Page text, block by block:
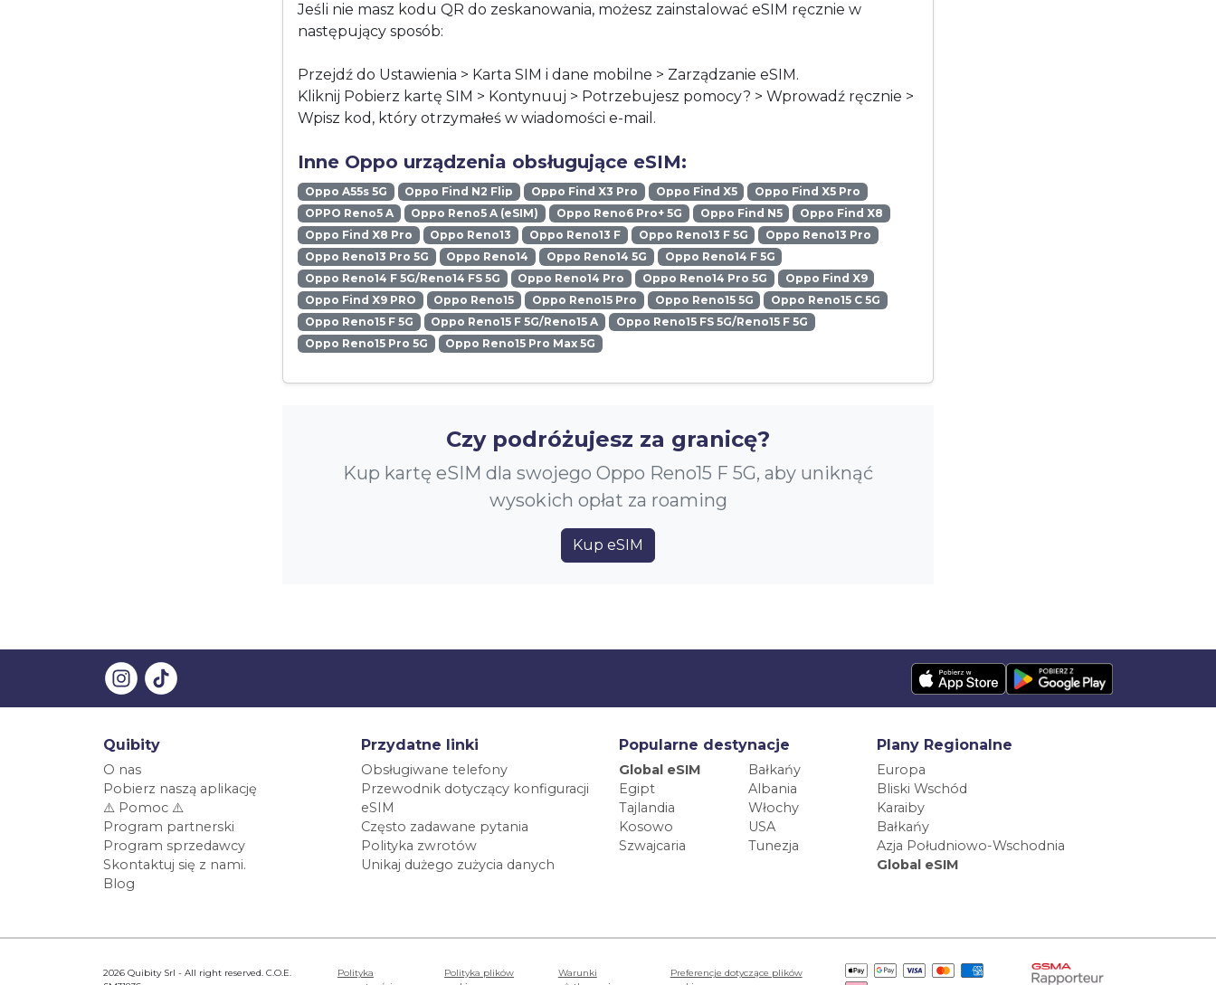
Jeśli nie masz kodu QR do zeskanowania, możesz zainstalować eSIM ręcznie w
następujący sposób:
Przejdź do Ustawienia > Karta SIM i dane mobilne > Zarządzanie eSIM.
Kliknij Pobierz kartę SIM > Kontynuuj > Potrzebujesz pomocy? > Wprowadź ręcznie >
Wpisz kod, który otrzymałeś w wiadomości e-mail.
Inne Oppo urządzenia obsługujące eSIM:
Oppo A55s 5G Oppo Find N2 Flip Oppo Find X3 Pro Oppo Find X5
Oppo Find X5 Pro
OPPO Reno5 A
Oppo Reno5 A (eSIM) Oppo Reno6 Pro+ 5G Oppo Find N5
Oppo Find X8
Oppo Find X8 Pro
Oppo Reno13 Oppo Reno13 F Oppo Reno13 F 5G
Oppo Reno13 Pro
Oppo Reno13 Pro 5G
Oppo Reno14 Oppo Reno14 5G
Oppo Reno14 F 5G
Oppo Reno14 F 5G/Reno14 FS 5G
Oppo Reno14 Pro Oppo Reno14 Pro 5G
Oppo Find X9
Oppo Find X9 PRO
Oppo Reno15 Oppo Reno15 Pro Oppo Reno15 5G
Oppo Reno15 C 5G
Oppo Reno15 F 5G
Oppo Reno15 F 5G/Reno15 A
Oppo Reno15 FS 5G/Reno15 F 5G
Oppo Reno15 Pro 5G
Oppo Reno15 Pro Max 5G
Czy podróżujesz za granicę?
Kup kartę eSIM dla swojego Oppo Reno15 F 5G, aby uniknąć
wysokich opłat za roaming
Kup eSIM
Quibity
O nas
Pobierz naszą aplikację
⚠️ Pomoc ⚠️
Program partnerski
Program sprzedawcy
Skontaktuj się z nami.
Blog
Przydatne linki
Obsługiwane telefony
Przewodnik dotyczący konfiguracji
eSIM
Często zadawane pytania
Polityka zwrotów
Unikaj dużego zużycia danych
Popularne destynacje
Global eSIM
Bałkańy
Egipt
Albania
Tajlandia
Włochy
Kosowo
USA
Szwajcaria
Tunezja
Plany Regionalne
Europa
Bliski Wschód
Karaiby
Bałkańy
Azja Południowo-Wschodnia
Global eSIM
2026 Quibity Srl - All right reserved. C.O.E.
Polityka
Polityka plików
Warunki
Preferencje dotyczące plików